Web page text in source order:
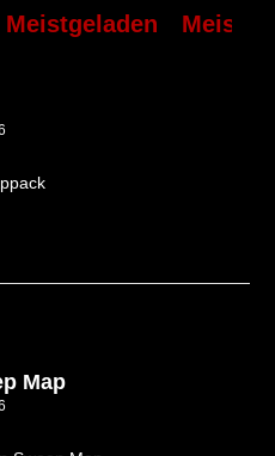
Meistgeladen Meiste
Map